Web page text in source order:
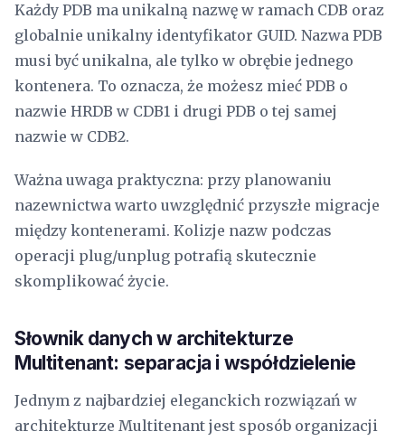
Każdy PDB ma unikalną nazwę w ramach CDB oraz
globalnie unikalny identyfikator GUID. Nazwa PDB
musi być unikalna, ale tylko w obrębie jednego
kontenera. To oznacza, że możesz mieć PDB o
nazwie HRDB w CDB1 i drugi PDB o tej samej
nazwie w CDB2.
Ważna uwaga praktyczna: przy planowaniu
nazewnictwa warto uwzględnić przyszłe migracje
między kontenerami. Kolizje nazw podczas
operacji plug/unplug potrafią skutecznie
skomplikować życie.
Słownik danych w architekturze
Multitenant: separacja i współdzielenie
Jednym z najbardziej eleganckich rozwiązań w
architekturze Multitenant jest sposób organizacji